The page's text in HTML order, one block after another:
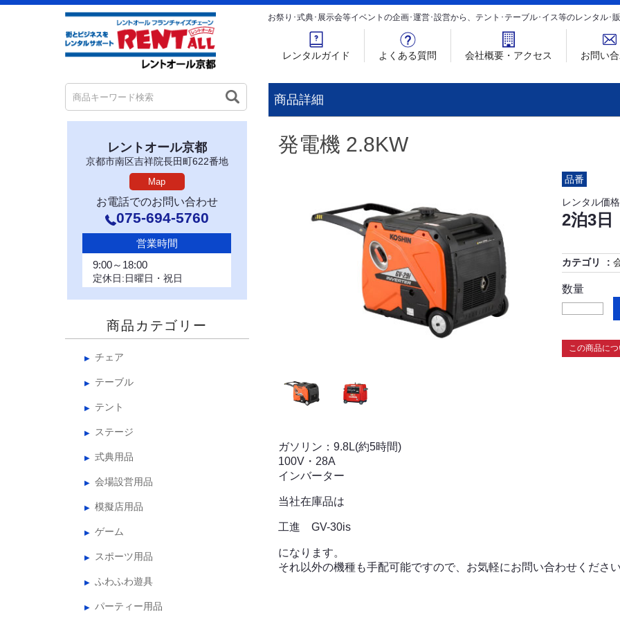
お祭り･式典･展示会等イベントの企画･運営･設営から、テント･テーブル･イス等のレンタル･
レンタルガイド よくある質問 会社概要・アクセス お問い
レントオール京都
京都市南区吉祥院長田町622番地
Map
お電話でのお問い合わせ
075-694-5760
営業時間
9:00～18:00
定休日:日曜日・祝日
商品カテゴリー
チェア
テーブル
テント
ステージ
式典用品
会場設営用品
模擬店用品
ゲーム
スポーツ用品
ふわふわ遊具
パーティー用品
商品詳細
発電機 2.8KW
品番
レンタル価
2泊3日
カテゴリ
数量
この商品に
ガソリン：9.8L(約5時間)
100V・28A
インバーター
当社在庫品は
工進 GV-30is
になります。
それ以外の機種も手配可能ですので、お気軽にお問い合わせください